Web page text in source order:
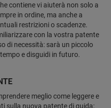
contiene vi aiuterà non solo a
in ordine, ma anche a
restrizioni o scadenze.
con la vostra patente
di necessità: sarà un piccolo
e disguidi in futuro.
meglio come leggere e
sulla nuova patente di guida: